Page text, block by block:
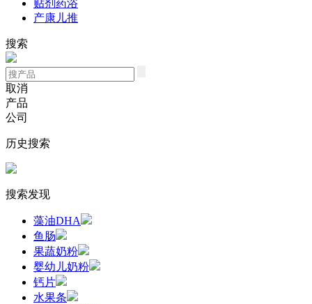
贴剂药浴
产康儿推
搜索
取消
产品
公司
历史搜索
搜索发现
藻油DHA
鱼肠
果蔬奶粉
婴幼儿奶粉
钙片
水果条